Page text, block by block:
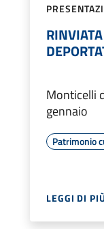
Monticelli
gennaio
Patrimonio
LEGGI DI